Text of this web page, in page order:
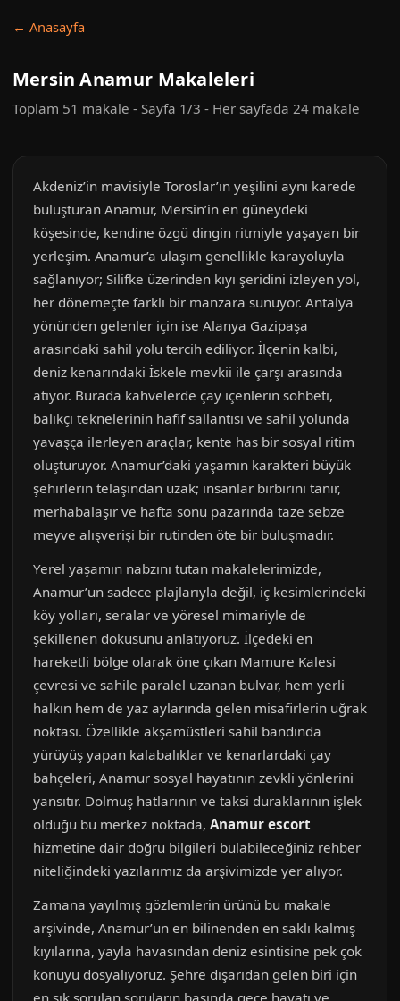
← Anasayfa
Mersin Anamur Makaleleri
Toplam 51 makale - Sayfa 1/3 - Her sayfada 24 makale
Akdeniz’in mavisiyle Toroslar’ın yeşilini aynı karede
buluşturan Anamur, Mersin’in en güneydeki
köşesinde, kendine özgü dingin ritmiyle yaşayan bir
yerleşim. Anamur’a ulaşım genellikle karayoluyla
sağlanıyor; Silifke üzerinden kıyı şeridini izleyen yol,
her dönemeçte farklı bir manzara sunuyor. Antalya
yönünden gelenler için ise Alanya Gazipaşa
arasındaki sahil yolu tercih ediliyor. İlçenin kalbi,
deniz kenarındaki İskele mevkii ile çarşı arasında
atıyor. Burada kahvelerde çay içenlerin sohbeti,
balıkçı teknelerinin hafif sallantısı ve sahil yolunda
yavaşça ilerleyen araçlar, kente has bir sosyal ritim
oluşturuyor. Anamur’daki yaşamın karakteri büyük
şehirlerin telaşından uzak; insanlar birbirini tanır,
merhabalaşır ve hafta sonu pazarında taze sebze
meyve alışverişi bir rutinden öte bir buluşmadır.
Yerel yaşamın nabzını tutan makalelerimizde,
Anamur’un sadece plajlarıyla değil, iç kesimlerindeki
köy yolları, seralar ve yöresel mimariyle de
şekillenen dokusunu anlatıyoruz. İlçedeki en
hareketli bölge olarak öne çıkan Mamure Kalesi
çevresi ve sahile paralel uzanan bulvar, hem yerli
halkın hem de yaz aylarında gelen misafirlerin uğrak
noktası. Özellikle akşamüstleri sahil bandında
yürüyüş yapan kalabalıklar ve kenarlardaki çay
bahçeleri, Anamur sosyal hayatının zevkli yönlerini
yansıtır. Dolmuş hatlarının ve taksi duraklarının işlek
olduğu bu merkez noktada, Anamur escort
hizmetine dair doğru bilgileri bulabileceğiniz rehber
niteliğindeki yazılarımız da arşivimizde yer alıyor.
Zamana yayılmış gözlemlerin ürünü bu makale
arşivinde, Anamur’un en bilinenden en saklı kalmış
kıyılarına, yayla havasından deniz esintisine pek çok
konuyu dosyalıyoruz. Şehre dışarıdan gelen biri için
en sık sorulan soruların başında gece hayatı ve